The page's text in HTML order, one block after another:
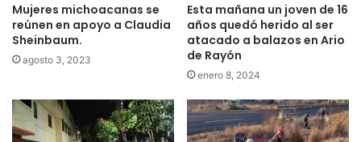
Mujeres michoacanas se
reúnen en apoyo a Claudia
Sheinbaum.
agosto 3, 2023
Esta mañana un joven de 16
años quedó herido al ser
atacado a balazos en Ario
de Rayón
enero 8, 2024